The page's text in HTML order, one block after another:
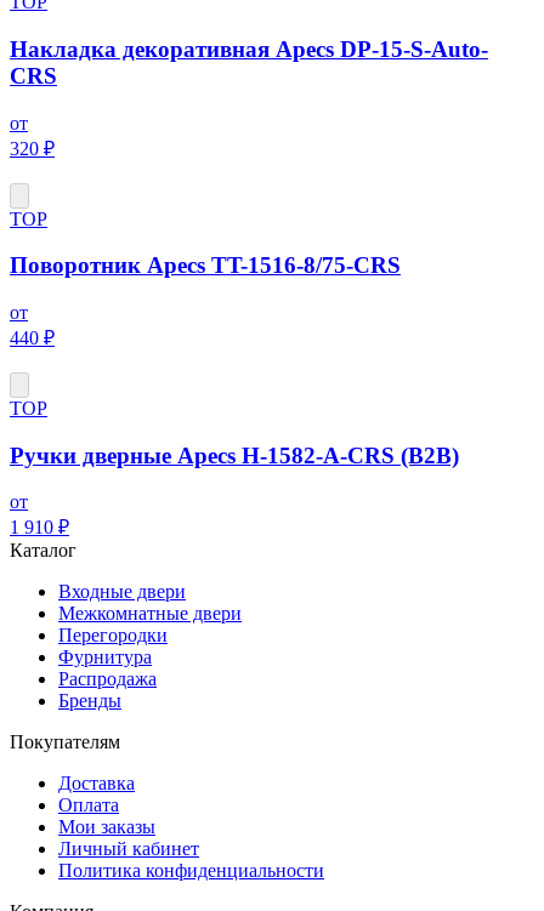
Накладка декоративная Apecs DP-15-S-Auto-
CRS
от
320 ₽
ТОР
Поворотник Apecs TT-1516-8/75-CRS
от
440 ₽
ТОР
Ручки дверные Apecs H-1582-A-CRS (B2B)
от
1 910 ₽
Каталог
Входные двери
Межкомнатные двери
Перегородки
Фурнитура
Распродажа
Бренды
Покупателям
Доставка
Оплата
Мои заказы
Личный кабинет
Политика конфиденциальности